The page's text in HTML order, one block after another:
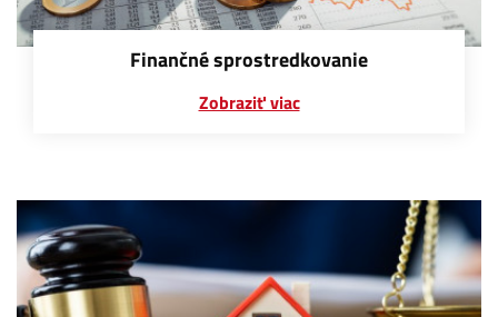
Finančné sprostredkovanie
Zobraziť viac